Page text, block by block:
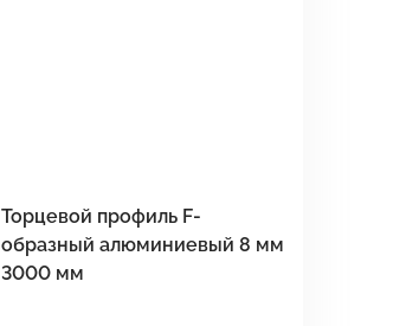
Торцевой профиль F-
образный алюминиевый 8 мм
3000 мм